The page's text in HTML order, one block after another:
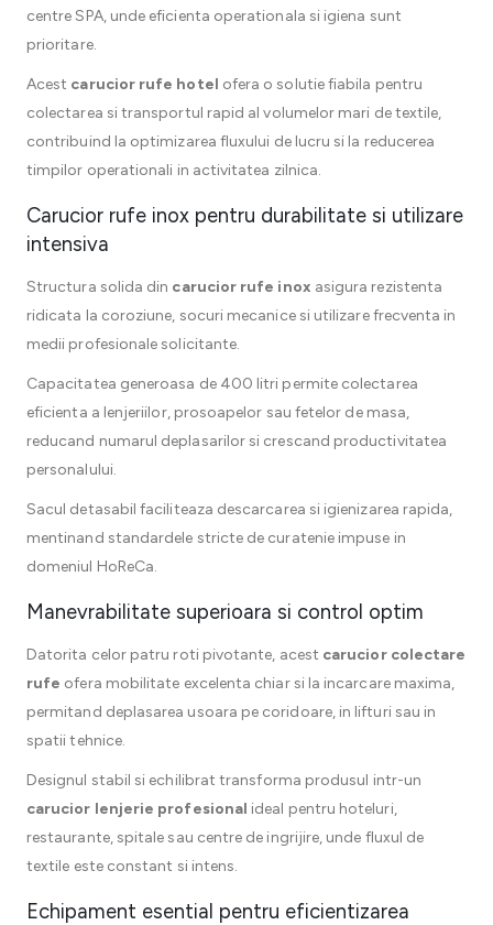
centre SPA, unde eficienta operationala si igiena sunt
prioritare.
Acest carucior rufe hotel ofera o solutie fiabila pentru
colectarea si transportul rapid al volumelor mari de textile,
contribuind la optimizarea fluxului de lucru si la reducerea
timpilor operationali in activitatea zilnica.
Carucior rufe inox pentru durabilitate si utilizare
intensiva
Structura solida din carucior rufe inox asigura rezistenta
ridicata la coroziune, socuri mecanice si utilizare frecventa in
medii profesionale solicitante.
Capacitatea generoasa de 400 litri permite colectarea
eficienta a lenjeriilor, prosoapelor sau fetelor de masa,
reducand numarul deplasarilor si crescand productivitatea
personalului.
Sacul detasabil faciliteaza descarcarea si igienizarea rapida,
mentinand standardele stricte de curatenie impuse in
domeniul HoReCa.
Manevrabilitate superioara si control optim
Datorita celor patru roti pivotante, acest carucior colectare
rufe ofera mobilitate excelenta chiar si la incarcare maxima,
permitand deplasarea usoara pe coridoare, in lifturi sau in
spatii tehnice.
Designul stabil si echilibrat transforma produsul intr-un
carucior lenjerie profesional ideal pentru hoteluri,
restaurante, spitale sau centre de ingrijire, unde fluxul de
textile este constant si intens.
Echipament esential pentru eficientizarea